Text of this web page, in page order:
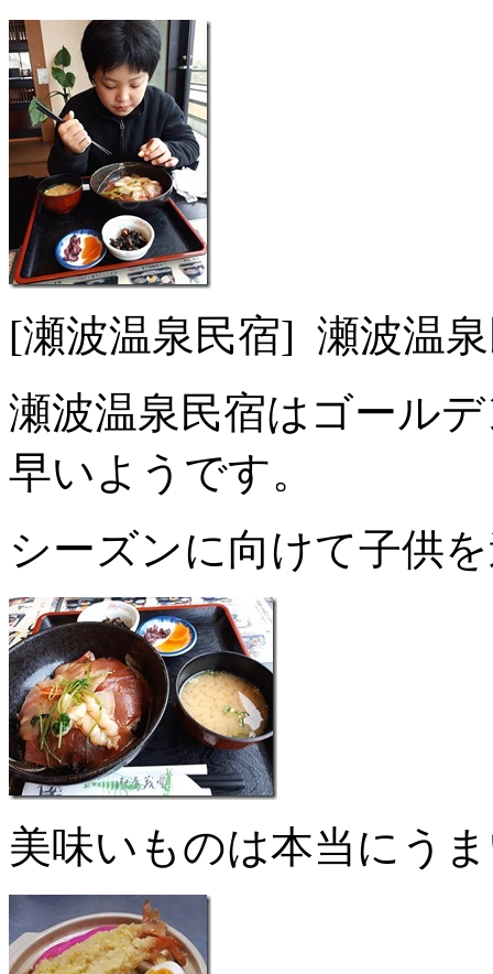
[瀬波温泉民宿] 瀬波温
瀬波温泉民宿はゴール
早いようです。
シーズンに向けて子供
美味いものは本当にう